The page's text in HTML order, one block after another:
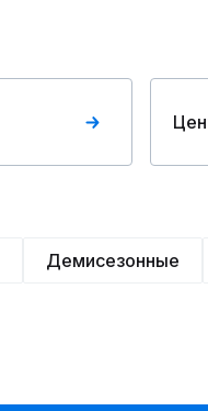
Демисезонные